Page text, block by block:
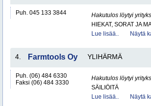
Puh. 045 133 3844
Hakutulos löytyi
HIEKAT, SORAT JA
Lue lisää..
Näytä
4. Farmtools Oy YLIHÄRMÄ
Puh. (06) 484 6330
Faksi (06) 484 3330
Hakutulos löytyi
SÄILIÖITÄ
Lue lisää..
Näytä